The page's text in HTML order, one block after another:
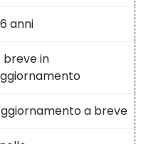
anni
breve in
a breve